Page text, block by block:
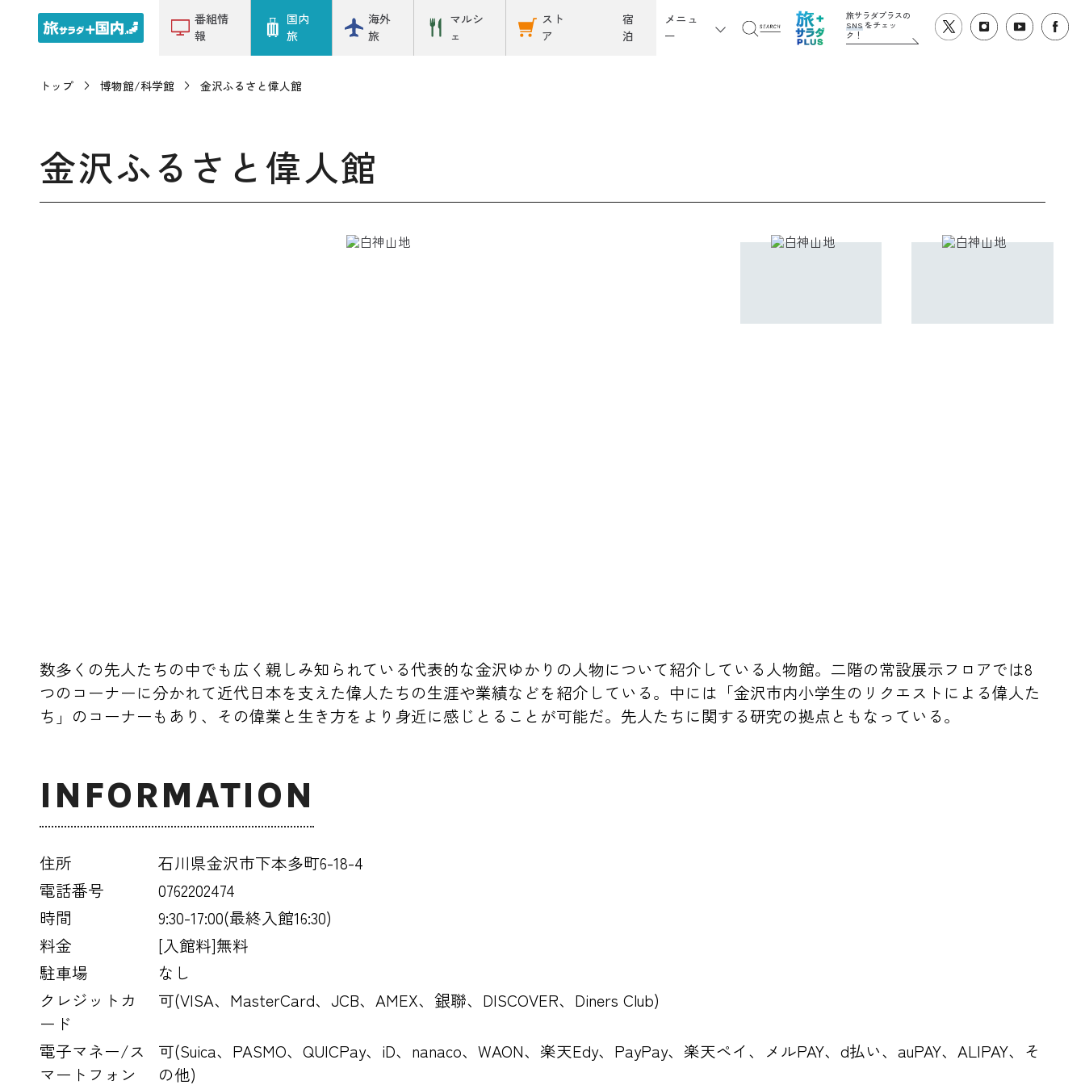
番組情
報
国内
旅
海外
旅
マルシ
ェ
スト
ア
宿
泊
メニュ
ー
旅サラダプラスの
SNSをチェッ
ク！
トップ 博物館/科学館 金沢ふるさと偉人館
金沢ふるさと偉人館
数多くの先人たちの中でも広く親しみ知られている代表的な金沢ゆかりの人物について紹介している人物館。二階の常設展示フロアでは8
つのコーナーに分かれて近代日本を支えた偉人たちの生涯や業績などを紹介している。中には「金沢市内小学生のリクエストによる偉人た
ち」のコーナーもあり、その偉業と生き方をより身近に感じとることが可能だ。先人たちに関する研究の拠点ともなっている。
INFORMATION
住所
石川県金沢市下本多町6-18-4
電話番号
0762202474
時間
9:30-17:00(最終入館16:30)
料金
[入館料]無料
駐車場
なし
クレジットカ
ード
可(VISA、MasterCard、JCB、AMEX、銀聯、DISCOVER、Diners Club)
電子マネー/ス
マートフォン
可(Suica、PASMO、QUICPay、iD、nanaco、WAON、楽天Edy、PayPay、楽天ペイ、メルPAY、d払い、auPAY、ALIPAY、そ
の他)